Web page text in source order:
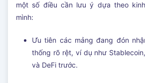
một số điều cần lưu ý dựa theo
mình:
Ưu tiên các mảng đang đón
thống rõ rệt, ví dụ như
và DeFi trước.